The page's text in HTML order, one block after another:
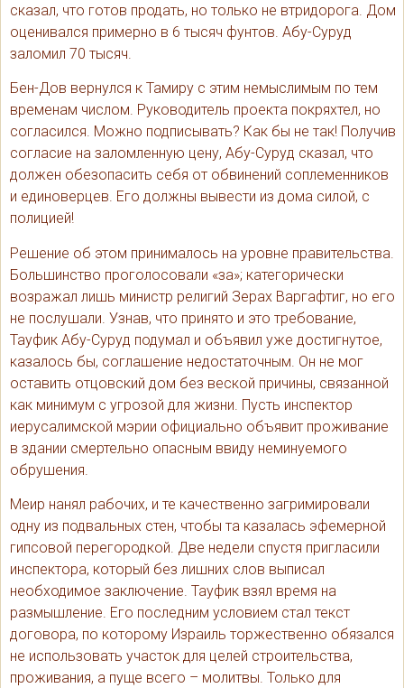
сказал, что готов продать, но только не втридорога. Дом
оценивался примерно в 6 тысяч фунтов. Абу-Суруд
заломил 70 тысяч.
Бен-Дов вернулся к Тамиру с этим немыслимым по тем
временам числом. Руководитель проекта покряхтел, но
согласился. Можно подписывать? Как бы не так! Получив
согласие на заломленную цену, Абу-Суруд сказал, что
должен обезопасить себя от обвинений соплеменников
и единоверцев. Его должны вывести из дома силой, с
полицией!
Решение об этом принималось на уровне правительства.
Большинство проголосовали «за»; категорически
возражал лишь министр религий Зерах Варгафтиг, но его
не послушали. Узнав, что принято и это требование,
Тауфик Абу-Суруд подумал и объявил уже достигнутое,
казалось бы, соглашение недостаточным. Он не мог
оставить отцовский дом без веской причины, связанной
как минимум с угрозой для жизни. Пусть инспектор
иерусалимской мэрии официально объявит проживание
в здании смертельно опасным ввиду неминуемого
обрушения.
Меир нанял рабочих, и те качественно загримировали
одну из подвальных стен, чтобы та казалась эфемерной
гипсовой перегородкой. Две недели спустя пригласили
инспектора, который без лишних слов выписал
необходимое заключение. Тауфик взял время на
размышление. Его последним условием стал текст
договора, по которому Израиль торжественно обязался
не использовать участок для целей строительства,
проживания, а пуще всего – молитвы. Только для